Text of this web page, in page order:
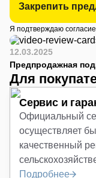
Закрепить
Я подтверждаю
12.03.2025
Предпродажная
Для
Сервис и
Официальный
осуществляет
качественный
Подробнее